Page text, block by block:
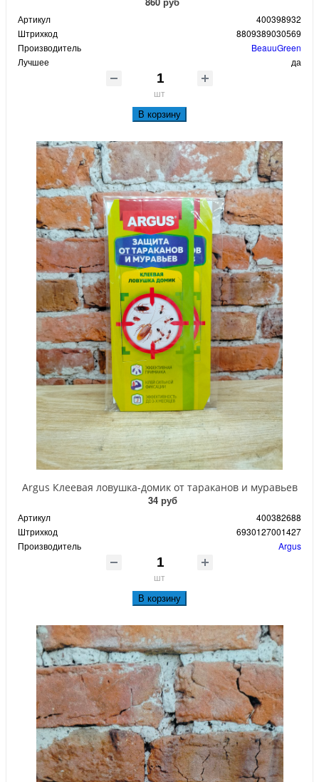
Артикул
400398932
Штрихкод
8809389030569
Производитель
BeauuGreen
Лучшее
да
шт
В корзину
Argus Клеевая ловушка-домик от тараканов и муравьев
34 руб
Артикул
400382688
Штрихкод
6930127001427
Производитель
Argus
шт
В корзину